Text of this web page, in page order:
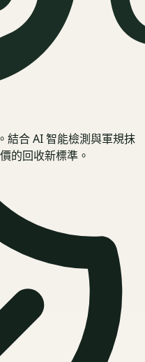
結合 AI 智能檢測與軍規抹
的回收新標準。